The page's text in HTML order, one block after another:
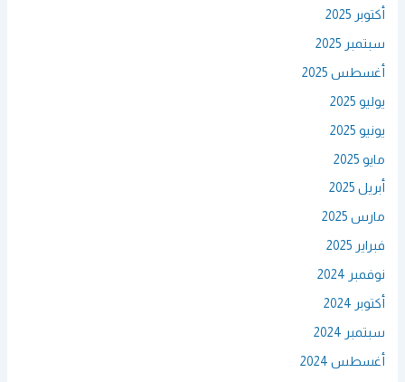
أكتوبر 2025
سبتمبر 2025
أغسطس 2025
يوليو 2025
يونيو 2025
مايو 2025
أبريل 2025
مارس 2025
فبراير 2025
نوفمبر 2024
أكتوبر 2024
سبتمبر 2024
أغسطس 2024